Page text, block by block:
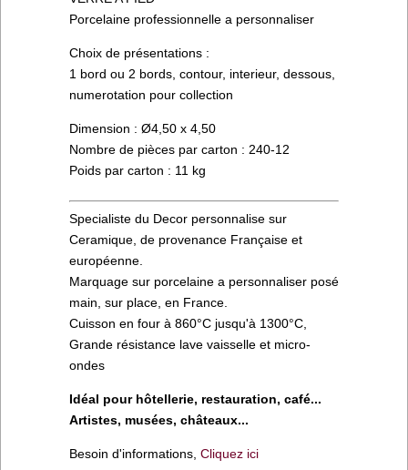
Porcelaine professionnelle a personnaliser
Choix de présentations :
1 bord ou 2 bords, contour, interieur, dessous,
numerotation pour collection
Dimension : Ø4,50 x 4,50
Nombre de pièces par carton : 240-12
Poids par carton : 11 kg
Specialiste du Decor personnalise sur
Ceramique, de provenance Française et
européenne.
Marquage sur porcelaine a personnaliser posé
main, sur place, en France.
Cuisson en four à 860°C jusqu'à 1300°C,
Grande résistance lave vaisselle et micro-
ondes
Idéal pour hôtellerie, restauration, café...
Artistes, musées, châteaux...
Besoin d'informations, Cliquez ici